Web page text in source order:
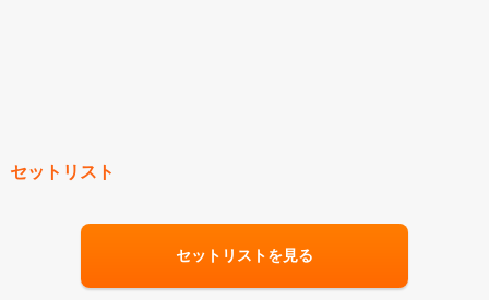
セットリスト
セットリストを見る